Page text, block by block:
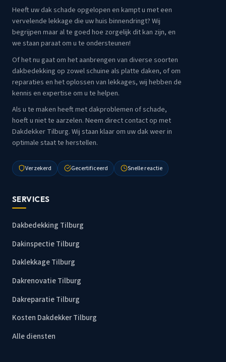
Heeft uw dak schade opgelopen en kampt u met een
vervelende lekkage die uw huis binnendringt? Wij
begrijpen maar al te goed hoe zorgelijk dit kan zijn, en
we staan paraat om u te ondersteunen!
Of het nu gaat om het aanbrengen van diverse soorten
dakbedekking op zowel schuine als platte daken, of om
reparaties en het oplossen van lekkages, wij hebben de
kennis en expertise om u te helpen.
Als u te maken heeft met dakproblemen of schade,
hoeft u niet te aarzelen. Neem direct contact op met
Dakdekker Tilburg. Wij staan klaar om uw dak weer in
optimale staat te herstellen.
Verzekerd Gecertificeerd Snelle reactie
SERVICES
Dakbedekking Tilburg
Dakinspectie Tilburg
Daklekkage Tilburg
Dakrenovatie Tilburg
Dakreparatie Tilburg
Kosten Dakdekker Tilburg
Alle diensten